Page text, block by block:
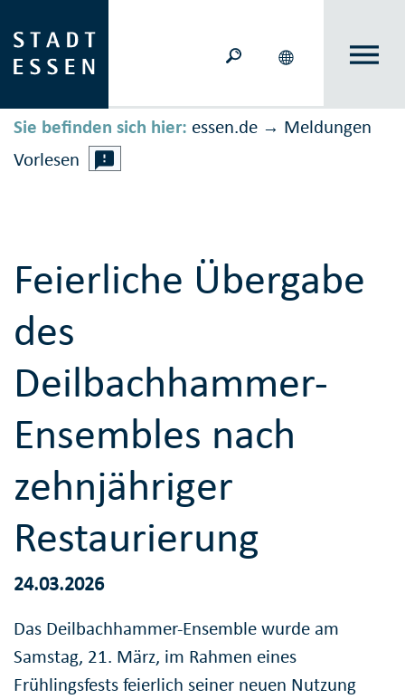
Sie befinden sich hier: essen.de → Meldungen
Vorlesen
Feierliche Übergabe
des
Deilbachhammer-
Ensembles nach
zehnjähriger
Restaurierung
24.03.2026
Das Deilbachhammer-Ensemble wurde am
Samstag, 21. März, im Rahmen eines
Frühlingsfests feierlich seiner neuen Nutzung